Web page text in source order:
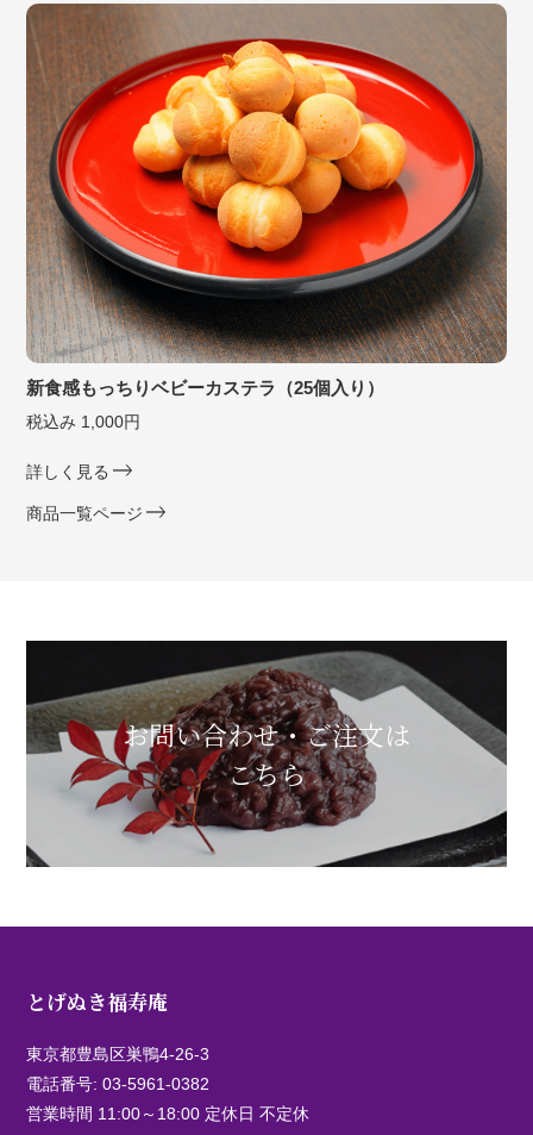
新食感もっちりベビーカステラ（25個入り）
税込み 1,000円
詳しく見る
商品一覧ページ
お問い合わせ・ご注文は
こちら
とげぬき福寿庵
東京都豊島区巣鴨4-26-3
電話番号:03-5961-0382
営業時間 11:00～18:00 定休日 不定休